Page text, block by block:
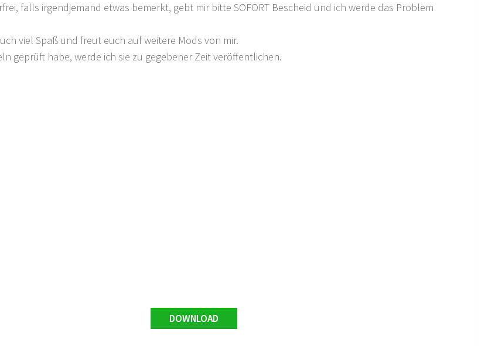
falls irgendjemand etwas bemerkt, gebt mir bitte SOFORT Bescheid und ich werde das Problem
viel Spaß und freut euch auf weitere Mods von mir.
geprüft habe, werde ich sie zu gegebener Zeit veröffentlichen.
DOWNLOAD